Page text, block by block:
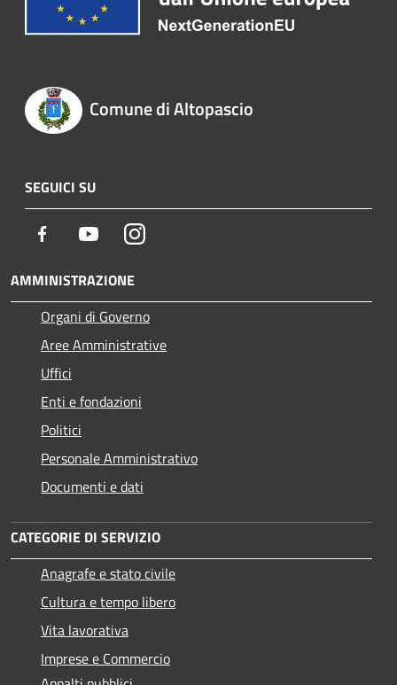
Comune di Altopascio
SEGUICI SU
Facebook YoutubeInstagram
AMMINISTRAZIONE
Organi di Governo
Aree Amministrative
Uffici
Enti e fondazioni
Politici
Personale Amministrativo
Documenti e dati
CATEGORIE DI SERVIZIO
Anagrafe e stato civile
Cultura e tempo libero
Vita lavorativa
Imprese e Commercio